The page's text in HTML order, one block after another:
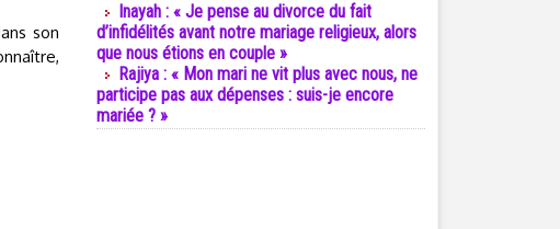
son
Inayah : « Je pense au divorce du fait
d’infidélités avant notre mariage religieux, alors
que nous étions en couple »
Rajiya : « Mon mari ne vit plus avec nous, ne
participe pas aux dépenses : suis-je encore
mariée ? »